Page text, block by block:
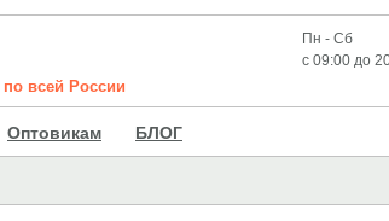
по всей России
Пн - Сб
с 09:00 до
Оптовикам БЛОГ